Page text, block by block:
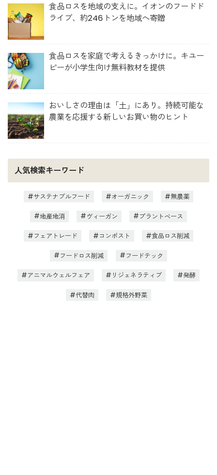
食品ロスを地域の支えに。イオンのフードド
ライブ、約246トンを地域へ寄贈
食品ロスを家庭で考えるきっかけに。キユー
ピーが小学生向け無料教材を提供
おいしさの理由は「土」にあり。持続可能な
農業を応援する新しいお買い物のヒント
人気検索キーワード
サステナブルフード オーガニック 無農薬
地産地消 ヴィーガン プラントベース
フェアトレード コンポスト 食品ロス削減
フードロス削減 フードテック
アニマルウェルフェア リジェネラティブ 発酵
代替肉 規格外野菜